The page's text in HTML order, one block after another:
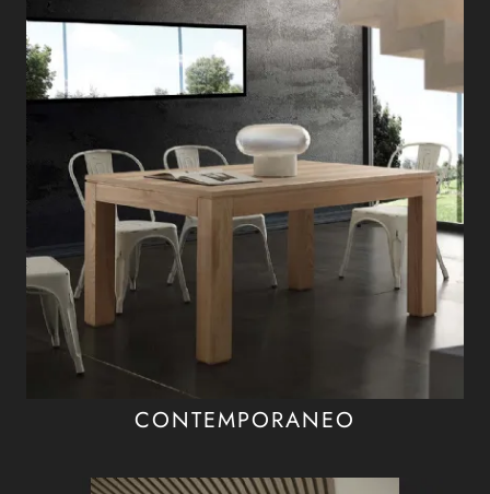
CONTEMPORANEO